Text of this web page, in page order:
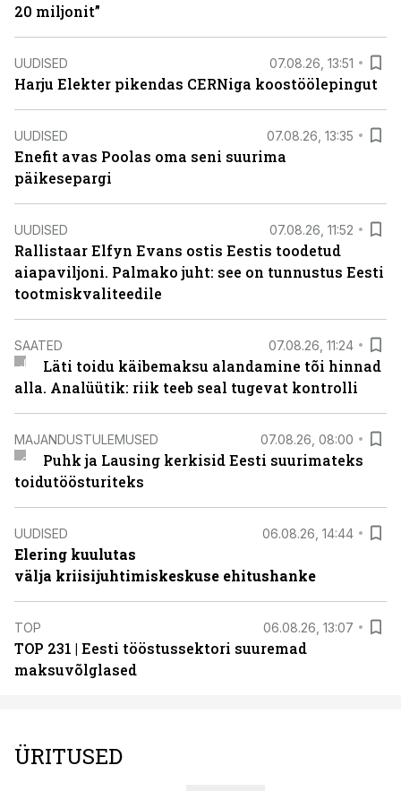
20 miljonit”
UUDISED 07.08.26, 13:51
Harju Elekter pikendas CERNiga koostöölepingut
UUDISED 07.08.26, 13:35
Enefit avas Poolas oma seni suurima
päikesepargi
UUDISED 07.08.26, 11:52
Rallistaar Elfyn Evans ostis Eestis toodetud
aiapaviljoni. Palmako juht: see on tunnustus Eesti
tootmiskvaliteedile
SAATED 07.08.26, 11:24
Läti toidu käibemaksu alandamine tõi hinnad
alla. Analüütik: riik teeb seal tugevat kontrolli
MAJANDUSTULEMUSED 07.08.26, 08:00
Puhk ja Lausing kerkisid Eesti suurimateks
toidutöösturiteks
UUDISED 06.08.26, 14:44
Elering kuulutas
välja kriisijuhtimiskeskuse ehitushanke
TOP 06.08.26, 13:07
TOP 231 | Eesti tööstussektori suuremad
maksuvõlglased
ÜRITUSED